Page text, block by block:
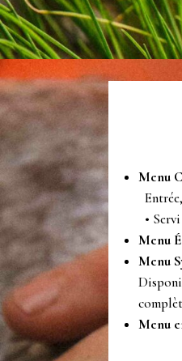
Menu
•
Menu
Menu
Menu